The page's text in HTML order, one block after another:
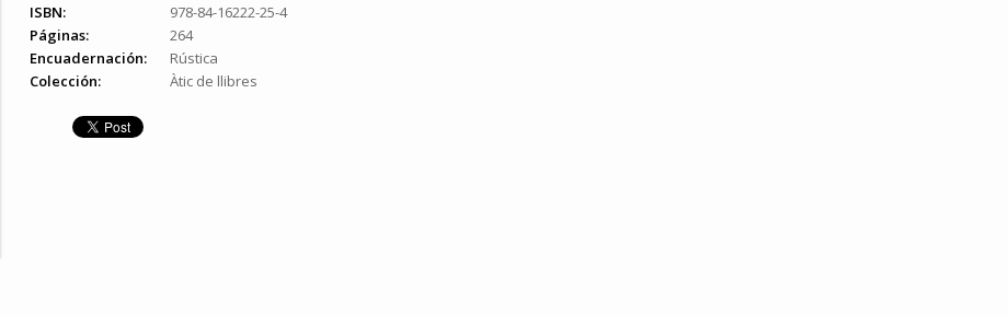
ISBN:
978-84-16222-25-4
Páginas:
264
Encuadernación:
Rústica
Colección:
Àtic de llibres